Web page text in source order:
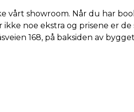
vårt showroom. Når du har
noe ekstra og prisene er
168, på baksiden av